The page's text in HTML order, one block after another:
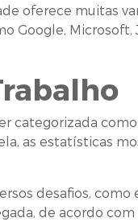
oferece muitas
Google,
categorizada como
as estatísticas
desafios,
de acordo